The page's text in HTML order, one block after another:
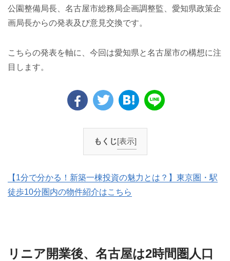
公園整備局長、名古屋市総務局企画調整監、愛知県政策企
画局長からの発表及び意見交換です。
こちらの発表を軸に、今回は愛知県と名古屋市の構想に注
目します。
もくじ[表示]
【1分で分かる！新築一棟投資の魅力とは？】東京圏・駅
徒歩10分圏内の物件紹介はこちら
リニア開業後、名古屋は2時間圏人口